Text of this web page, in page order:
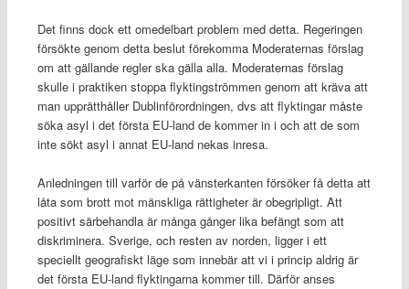
Det finns dock ett omedelbart problem med detta. Regeringen
försökte genom detta beslut förekomma Moderaternas förslag
om att gällande regler ska gälla alla. Moderaternas förslag
skulle i praktiken stoppa flyktingströmmen genom att kräva att
man upprätthåller Dublinförordningen, dvs att flyktingar måste
söka asyl i det första EU-land de kommer in i och att de som
inte sökt asyl i annat EU-land nekas inresa.
Anledningen till varför de på vänsterkanten försöker få detta att
låta som brott mot mänskliga rättigheter är obegripligt. Att
positivt särbehandla är många gånger lika befängt som att
diskriminera. Sverige, och resten av norden, ligger i ett
speciellt geografiskt läge som innebär att vi i princip aldrig är
det första EU-land flyktingarna kommer till. Därför anses